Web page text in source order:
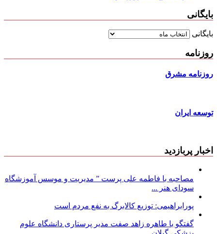
بایگانی
بایگانی
روزنامه
روزنامه مشرق
توسعه ایران
اخبار پربازدید
مصاحبه با فاطمه علی پرست ” مدیریت و موسس آموزشگاه
سودای هنر ...
پورابراهیمی: توزیع کالابرگ به نفع مردم است
گفتگو با طاهره زاهد صفت مدیر پرستاری دانشگاه علوم